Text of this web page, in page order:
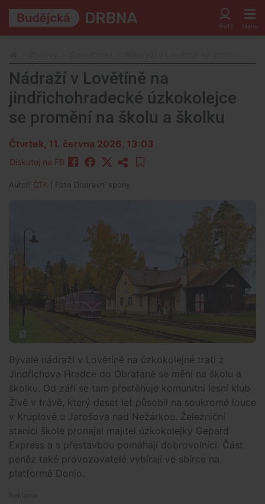
Nádraží v Lovětíně na
jindřichohradecké úzkokolejce
se promění na školu a školku
Čtvrtek, 11. června 2026, 13:03
Diskutuj na FB
Autoři ČTK | Foto Dopravní spony
Bývalé nádraží v Lovětíně na úzkokolejné trati z
Jindřichova Hradce do Obrataně se mění na školu a
školku. Od září se tam přestěhuje komunitní lesní klub
Živě v trávě, který deset let působil na soukromé louce
v Kruplově u Jarošova nad Nežárkou. Železniční
stanici škole pronajal majitel úzkokolejky Gepard
Express a s přestavbou pomáhají dobrovolníci. Část
peněz také provozovatelé vybírají ve sbírce na
platformě Donio.